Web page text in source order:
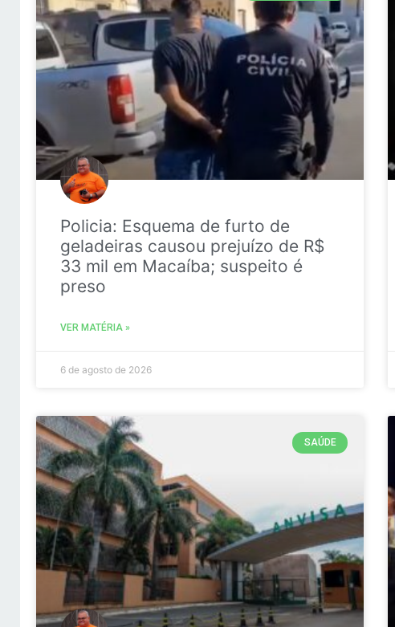
Policia: Esquema de furto de
geladeiras causou prejuízo de R$
33 mil em Macaíba; suspeito é
preso
VER MATÉRIA »
6 de agosto de 2026
SAÚDE